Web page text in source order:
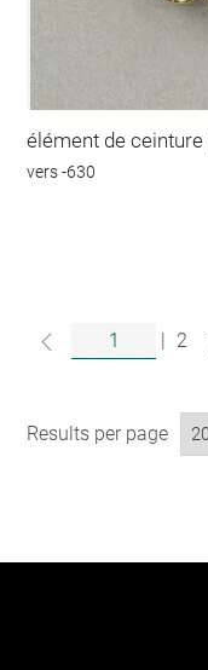
vers -630
| 2
Results per page